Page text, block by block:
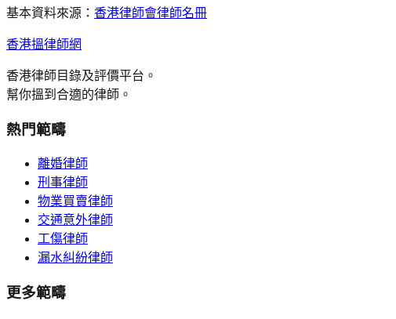
基本資料來源： 香港律師會律師名冊
香港搵律師網
香港律師目錄及評價平台。
幫你搵到合適的律師。
熱門範疇
離婚律師
刑事律師
物業買賣律師
交通意外律師
工傷律師
漏水糾紛律師
更多範疇